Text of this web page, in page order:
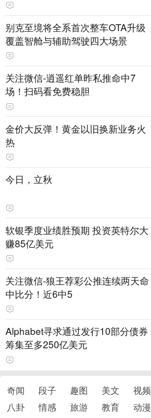
别克至境将全系首次整车OTA升级
覆盖智舱与辅助驾驶四大场景
关注微信-逍遥红单昨私推命中7
场！扫码看免费稳胆
金价大反弹！黄金以旧换新业务火
热
今日，立秋
软银季度业绩胜预期 投资英特尔大
赚85亿美元
关注微信-狼王荐彩公推连续两天命
中比分！近6中5
Alphabet寻求通过发行10部分债券
筹集至多250亿美元
奇闻 段子 趣图 美文 视频
八卦
情感 旅游 教育 动漫